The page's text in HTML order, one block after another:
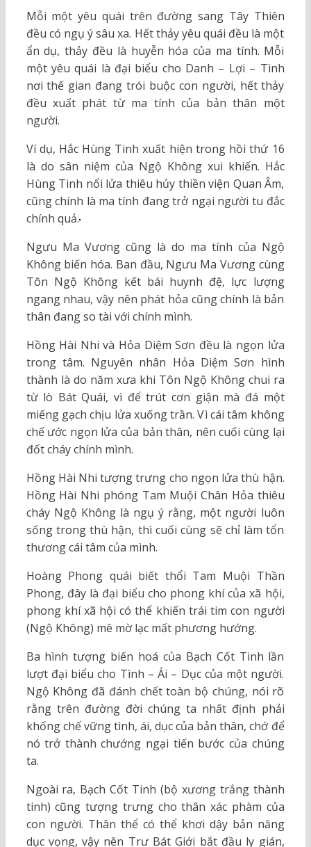
Mỗi một yêu quái trên đường sang Tây Thiên
đều có ngụ ý sâu xa. Hết thảy yêu quái đều là một
ẩn dụ, thảy đều là huyễn hóa của ma tính. Mỗi
một yêu quái là đại biểu cho Danh – Lợi – Tình
nơi thế gian đang trói buộc con người, hết thảy
đều xuất phát từ ma tính của bản thân một
người.
Ví dụ, Hắc Hùng Tinh xuất hiện trong hồi thứ 16
là do sân niệm của Ngộ Không xui khiến. Hắc
Hùng Tinh nổi lửa thiêu hủy thiền viện Quan Âm,
cũng chính là ma tính đang trở ngại người tu đắc
chính quả.
Ngưu Ma Vương cũng là do ma tính của Ngộ
Không biến hóa. Ban đầu, Ngưu Ma Vương cùng
Tôn Ngộ Không kết bái huynh đệ, lực lượng
ngang nhau, vậy nên phát hỏa cũng chính là bản
thân đang so tài với chính mình.
Hồng Hài Nhi và Hỏa Diệm Sơn đều là ngọn lửa
trong tâm. Nguyên nhân Hỏa Diệm Sơn hình
thành là do năm xưa khi Tôn Ngộ Không chui ra
từ lò Bát Quái, vì để trút cơn giận mà đá một
miếng gạch chịu lửa xuống trần. Vì cái tâm không
chế ước ngọn lửa của bản thân, nên cuối cùng lại
đốt cháy chính mình.
Hồng Hài Nhi tượng trưng cho ngọn lửa thù hận.
Hồng Hài Nhi phóng Tam Muội Chân Hỏa thiêu
cháy Ngộ Không là ngụ ý rằng, một người luôn
sống trong thù hận, thì cuối cùng sẽ chỉ làm tổn
thương cái tâm của mình.
Hoàng Phong quái biết thổi Tam Muội Thần
Phong, đây là đại biểu cho phong khí của xã hội,
phong khí xã hội có thể khiến trái tim con người
(Ngộ Không) mê mờ lạc mất phương hướng.
Ba hình tượng biến hoá của Bạch Cốt Tinh lần
lượt đại biểu cho Tình – Ái – Dục của một người.
Ngộ Không đã đánh chết toàn bộ chúng, nói rõ
rằng trên đường đời chúng ta nhất định phải
khống chế vững tình, ái, dục của bản thân, chớ để
nó trở thành chướng ngại tiến bước của chúng
ta.
Ngoài ra, Bạch Cốt Tinh (bộ xương trắng thành
tinh) cũng tượng trưng cho thân xác phàm của
con người. Thân thể có thể khơi dậy bản năng
dục vọng, vậy nên Trư Bát Giới bắt đầu ly gián,